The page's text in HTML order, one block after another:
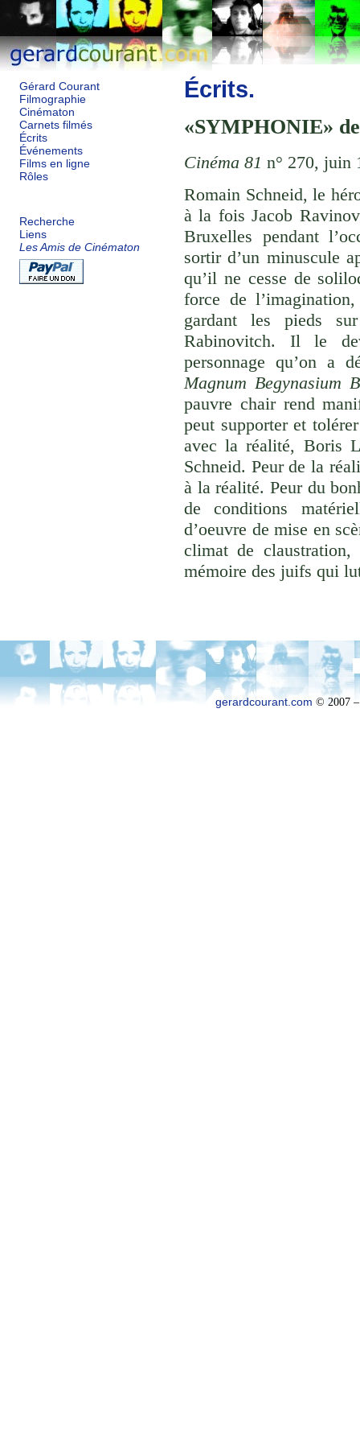
Gérard Courant
Filmographie
Cinématon
Carnets filmés
Écrits
Événements
Films en ligne
Rôles
Recherche
Liens
Les Amis de Cinématon
Écrits.
SYMPHONIE
Cinéma 81 n° 270, juin
Romain Schneid, le
à la fois Jacob
Bruxelles pendant
sortir d’un minuscule
qu’il ne cesse de
force de
gardant les pieds
Rabinovitch. Il le
personnage qu’on a
Magnum Begynasium
pauvre chair rend
peut supporter et
avec la réalité, Boris
Schneid. Peur de la
à la réalité. Peur du
de conditions
d’oeuvre de mise en
climat de claustration,
mémoire des juifs qui
gerardcourant.com © 2007